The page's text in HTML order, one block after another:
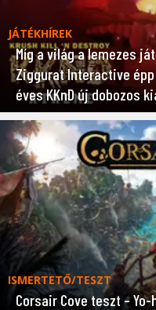
JÁTÉKHÍREK
Míg a világ a lemezes
Ziggurat Interactive
éves KKnD új dobozos
ISMERTETŐ/TESZT
Corsair Cove teszt –